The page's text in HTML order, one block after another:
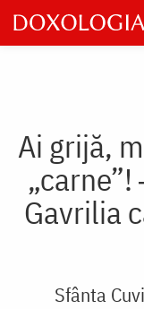
Skip
to
main
Ai grijă,
Gavrilia
Sfânta